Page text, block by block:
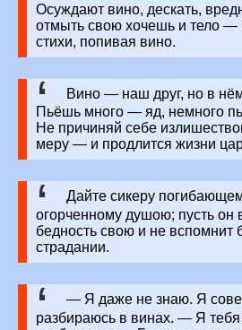
Осуждают вино, дескать,
отмыть свою хочешь и тело
стихи, попивая вино.
Вино — наш друг, но в
Пьёшь много — яд, немного
Не причиняй себе
меру — и продлится жизни
Дайте сикеру
огорченному душою; пусть он
бедность свою и не вспомнит
страдании.
— Я даже не знаю. Я
разбираюсь в винах. — Я